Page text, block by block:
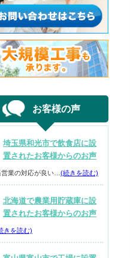
お客様の声
埼玉県和光市で飲食店に設
置されたお客様からのお声
業の対応が良い… (続きを読む)
北海道で農業用貯蔵庫に設
置されたお客様からのお声
きを読む)